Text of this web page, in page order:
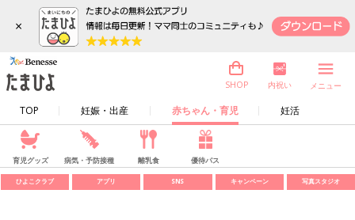
×
TOP 妊娠・出産 赤ちゃん・育児 妊活
SHOP 内祝い メニュー
育児グッズ 病気・予防接種 離乳食 優待パス
ひよこクラブ アプリ SNS キャンペーン 写真スタジオ